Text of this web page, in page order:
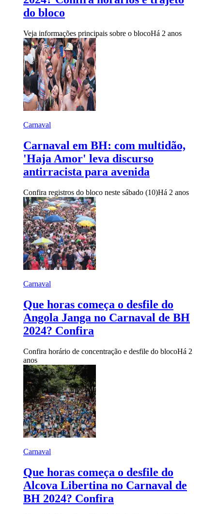
do bloco
Veja informações principais sobre o blocoHá 2 anos
Carnaval
Carnaval em BH: com multidão,
'Haja Amor' leva discurso
antirracista para avenida
Confira registros do bloco neste sábado (10)Há 2 anos
Carnaval
Que horas começa o desfile do
Angola Janga no Carnaval de BH
2024? Confira
Confira horário de concentração e desfile do blocoHá 2
anos
Carnaval
Que horas começa o desfile do
Alcova Libertina no Carnaval de
BH 2024? Confira